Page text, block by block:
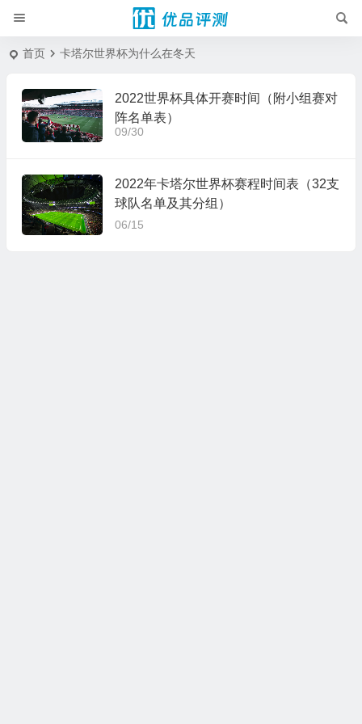
首页 卡塔尔世界杯为什么在冬天
2022世界杯具体开赛时间（附小组赛对
阵名单表）
09/30
2022年卡塔尔世界杯赛程时间表（32支
球队名单及其分组）
06/15